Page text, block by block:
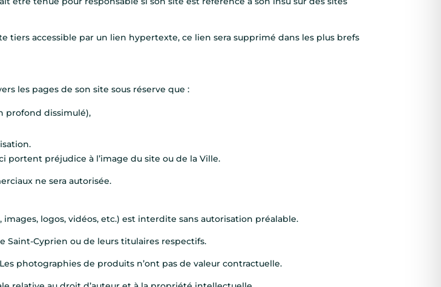
tiers accessible par un lien hypertexte, ce lien sera supprimé dans les plus brefs
les pages de son site sous réserve que :
profond dissimulé),
portent préjudice à l’image du site ou de la Ville.
ne sera autorisée.
logos, vidéos, etc.) est interdite sans autorisation préalable.
Saint-Cyprien ou de leurs titulaires respectifs.
photographies de produits n’ont pas de valeur contractuelle.